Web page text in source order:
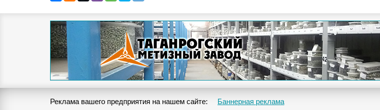
Реклама вашего предприятия на нашем сайте: Баннерная реклама